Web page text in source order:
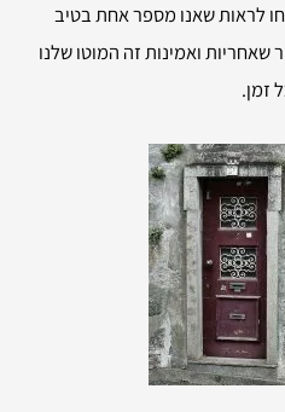
לראות שאנו מספר אחת בטיב
שאחריות ואמינות זה המוטו שלנו
זמן.